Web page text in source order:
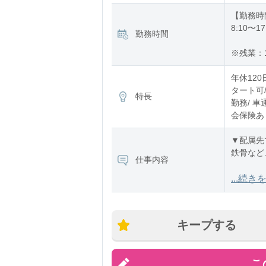
勤務時間
【勤務
8:10〜
※残業：
特長
年休120
タート
勤務/ 車
会保険
仕事内容
▼配属先
鉄骨な
一次加
...続き
キープする